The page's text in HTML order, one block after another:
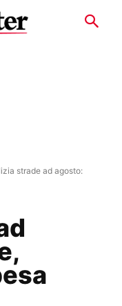
strade ad agosto: